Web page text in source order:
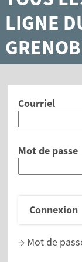
LIGNE
Courriel
Mot de passe
Connexion
→ Mot de